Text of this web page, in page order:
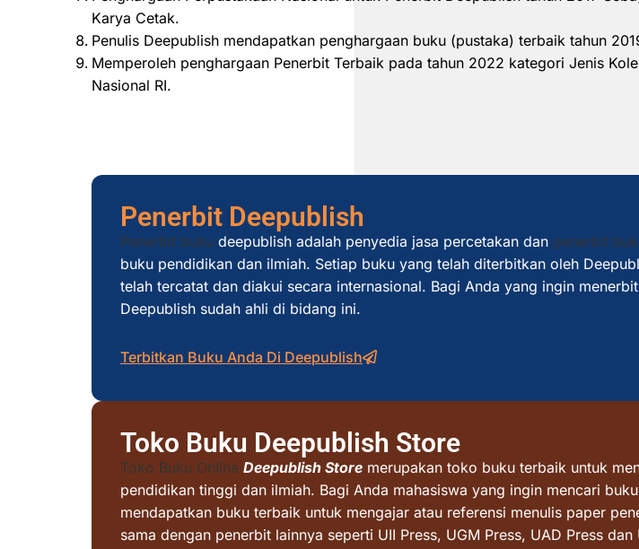
Karya Cetak.
Penulis Deepublish mendapatkan penghargaan buku (pustaka) terbaik tahun
Memperoleh penghargaan Penerbit Terbaik pada tahun 2022 kategori Jenis
Nasional RI.
Penerbit Deepublish
Penerbit buku deepublish adalah penyedia jasa percetakan dan penerbit
buku pendidikan dan ilmiah. Setiap buku yang telah diterbitkan oleh
telah tercatat dan diakui secara internasional. Bagi Anda yang ingin
Deepublish sudah ahli di bidang ini.
Terbitkan Buku Anda Di Deepublish
Toko Buku Deepublish Store
Toko Buku Online Deepublish Store merupakan toko buku terbaik untuk
pendidikan tinggi dan ilmiah. Bagi Anda mahasiswa yang ingin mencari
mendapatkan buku terbaik untuk mengajar atau referensi menulis paper
sama dengan penerbit lainnya seperti UII Press, UGM Press, UAD Press dan